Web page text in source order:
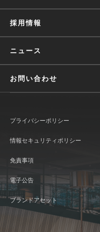
会社概要
役員・経営陣
Engagement Suite
Wantedly Hire
株主・投資家の皆様へ
業績ハイライト(グラフ)
IRライブラリ
よくあるご質問
採用情報
価値観
働く環境
新卒採用
ニュース
すべて
メディア
おしらせ
お問い合わせ
IR情報に関して
Wantedly Visit / Admin に関して
プライバシーポリシー
情報セキュリティポリシー
免責事項
電子公告
ブランドアセット